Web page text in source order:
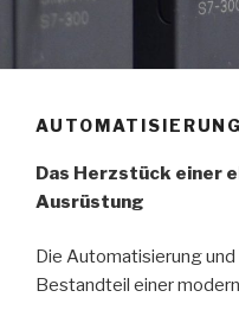
AUTOMATISIERUNG
Das Herzstück einer
Ausrüstung
Die Automatisierung
Bestandteil einer